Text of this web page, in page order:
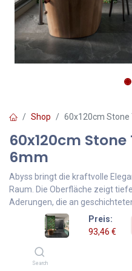
Preis:
93,46 €
Search
Shop 60x120cm
60x120cm
6mm
Abyss bringt die kraftvolle
Raum. Die Oberfläche zeigt
Aderungen, die an
Grundton verleiht dem Raum
luxuriöse Ausstrahlung.
Im länglichen 60×120-Format
architektonisch und edel. Die